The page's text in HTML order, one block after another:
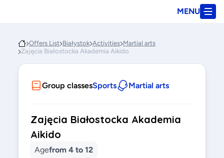
MENU
Offers List Białystok Activities Martial arts
Zajęcia Białostocka Akademia Aikido
Group classesSports Martial arts
Zajęcia Białostocka Akademia
Aikido
Agefrom 4 to 12